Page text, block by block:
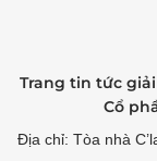
Trang tin tức
Cổ
Địa chỉ: Tòa nhà